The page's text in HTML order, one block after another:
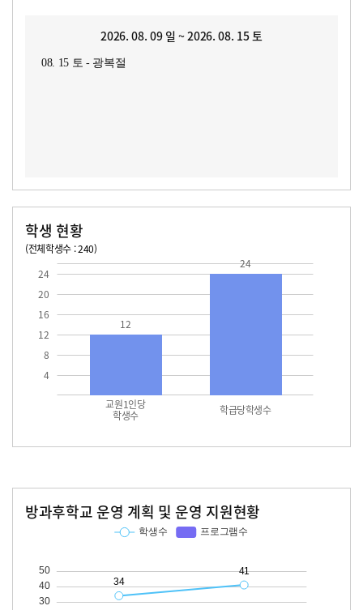
2026. 08. 09 일 ~ 2026. 08. 15 토
08. 15 토 - 광복절
학생 현황
(전체학생수 : 240)
4
8
12
16
20
24
교원1인당
학생수 학급당학생수
12
24
방과후학교 운영 계획 및 운영 지원현황